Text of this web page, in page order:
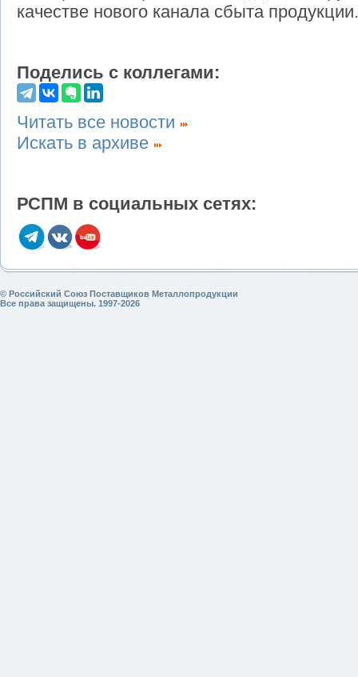
качестве нового канала сбыта продукции.
Поделись с коллегами:
Читать все новости
Искать в архиве
РСПМ в социальных сетях:
© Российский Союз Поставщиков Металлопродукции
Все права защищены. 1997-2026